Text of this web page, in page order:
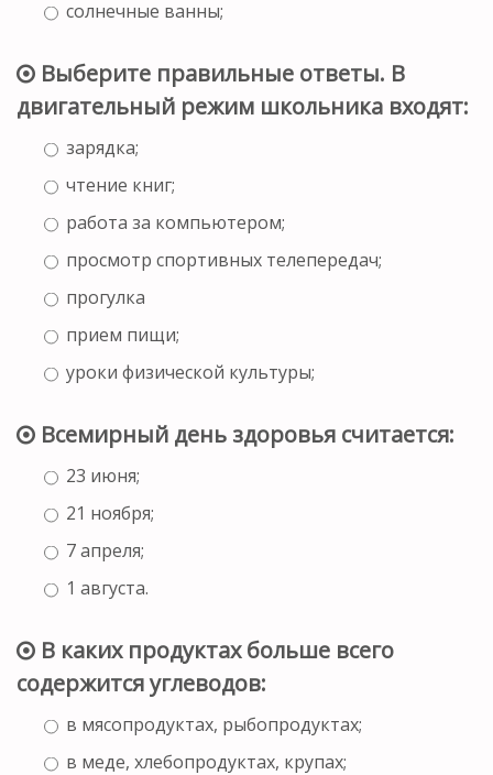
солнечные ванны;
Выберите правильные ответы. В
двигательный режим школьника входят:
зарядка;
чтение книг;
работа за компьютером;
просмотр спортивных телепередач;
прогулка
прием пищи;
уроки физической культуры;
Всемирный день здоровья считается:
23 июня;
21 ноября;
7 апреля;
1 августа.
В каких продуктах больше всего
содержится углеводов:
в мясопродуктах, рыбопродуктах;
в меде, хлебопродуктах, крупах;